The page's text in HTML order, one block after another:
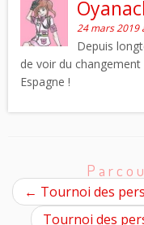
24 mars 2019
Depuis
de voir du
Espagne !
← Tournoi des
Tournoi des